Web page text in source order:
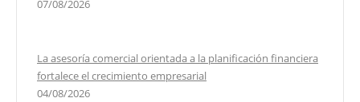
07/08/2026
La asesoría comercial orientada a la planificación financiera
fortalece el crecimiento empresarial
04/08/2026